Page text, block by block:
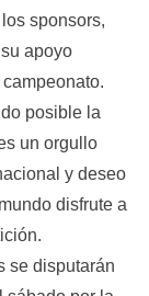
sponsors,
apoyo
posible la
un orgullo
y deseo
disfrute a
se disputarán